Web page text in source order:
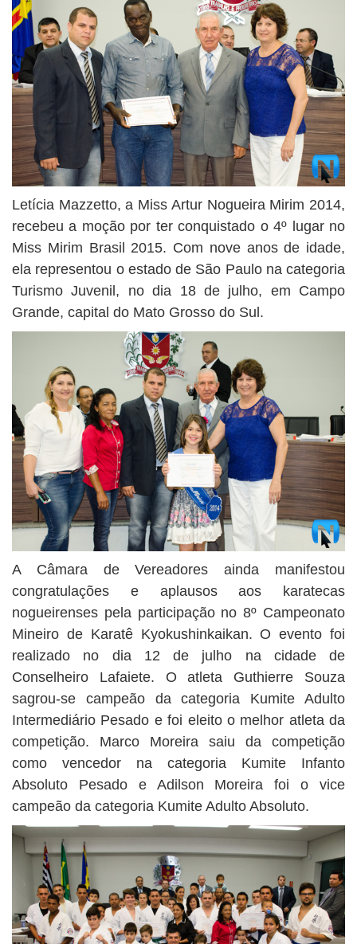
Letícia Mazzetto, a Miss Artur Nogueira Mirim 2014,
recebeu a moção por ter conquistado o 4º lugar no
Miss Mirim Brasil 2015. Com nove anos de idade,
ela representou o estado de São Paulo na categoria
Turismo Juvenil, no dia 18 de julho, em Campo
Grande, capital do Mato Grosso do Sul.
A Câmara de Vereadores ainda manifestou
congratulações e aplausos aos karatecas
nogueirenses pela participação no 8º Campeonato
Mineiro de Karatê Kyokushinkaikan. O evento foi
realizado no dia 12 de julho na cidade de
Conselheiro Lafaiete. O atleta Guthierre Souza
sagrou-se campeão da categoria Kumite Adulto
Intermediário Pesado e foi eleito o melhor atleta da
competição. Marco Moreira saiu da competição
como vencedor na categoria Kumite Infanto
Absoluto Pesado e Adilson Moreira foi o vice
campeão da categoria Kumite Adulto Absoluto.